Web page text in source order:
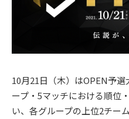
10月21日（木）はOPEN予
ープ・5マッチにおける順位
い、各グループの上位2チー